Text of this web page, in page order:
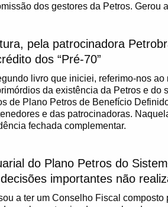
dos gestores da Petros. Gerou
pela patrocinadora
dos “Pré-70”
livro que iniciei, referimo-nos
da existência da Petros e do
de Plano Petros de Benefício
e das patrocinadoras.
fechada complementar.
do Plano Petros do
importantes não
a ter um Conselho Fiscal